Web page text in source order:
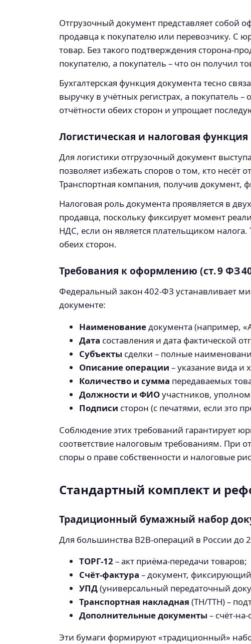
Отгрузочный документ представляет собой
продавца к покупателю или перевозчику. С
товар. Без такого подтверждения
покупателю, а покупатель – что он получил
Бухгалтерская функция документа тесно
выручку в учётных регистрах, а покупатель
отчётности обеих сторон и упрощает
Логистическая и налоговая функция
Для логистики отгрузочный документ
позволяет избежать споров о том, кто несёт
Транспортная компания, получив документ,
Налоговая роль документа проявляется в
продавца, поскольку фиксирует момент
НДС, если он является плательщиком
обеих сторон.
Требования к оформлению (ст. 9 ФЗ
Федеральный закон 402‑ФЗ устанавливает
документе:
Наименованиедокумента (например,
Дата составления и дата фактической
Субъекты сделки – полные
Описание операции – указание вида и
Количество и сумма передаваемых
Должности и ФИОучастников,
Подписи сторон (с печатями, если это
Соблюдение этих требований гарантирует
соответствие налоговым требованиям. При
споры о праве собственности и налоговые
Стандартный комплект и
Традиционный бумажный набор
Для большинства B2B‑операций в России
ТОРГ‑12 – акт приёма‑передачи товаров;
Счёт‑фактура – документ,
УПД(универсальный передаточный
Транспортная накладная (ТН/ТТН) –
Дополнительные документы –
Эти бумаги формируют «традиционный»